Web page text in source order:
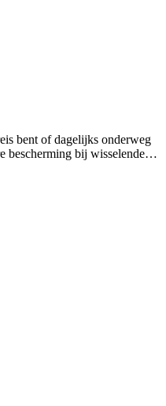
bent of dagelijks onderweg
bescherming bij wisselende
damesjassen voor